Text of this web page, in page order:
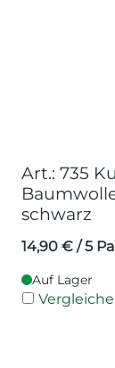
Art.: 735
schwarz
14,90 € / 5
Auf Lager